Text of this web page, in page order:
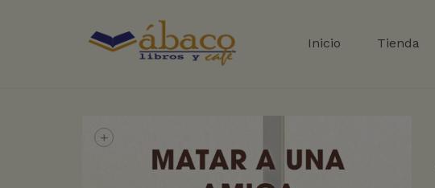
Inicio Tienda
+